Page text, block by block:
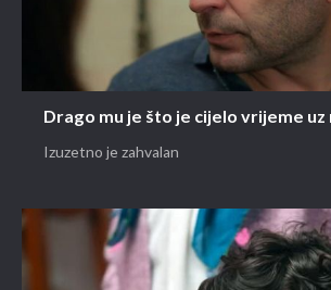
Drago mu je što je cijelo vrijeme uz
Izuzetno je zahvalan